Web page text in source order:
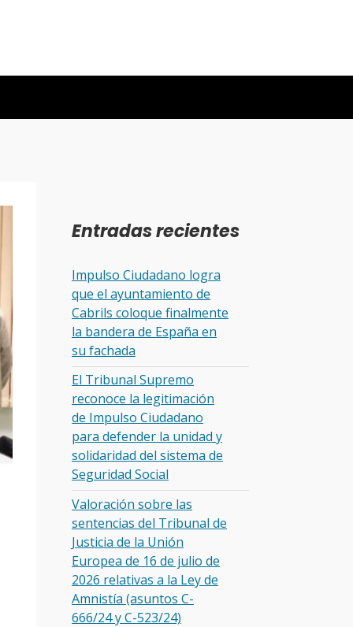
Entradas recientes
Impulso Ciudadano logra
que el ayuntamiento de
Cabrils coloque finalmente
la bandera de España en
su fachada
El Tribunal Supremo
reconoce la legitimación
de Impulso Ciudadano
para defender la unidad y
solidaridad del sistema de
Seguridad Social
Valoración sobre las
sentencias del Tribunal de
Justicia de la Unión
Europea de 16 de julio de
2026 relativas a la Ley de
Amnistía (asuntos C-
666/24 y C-523/24)